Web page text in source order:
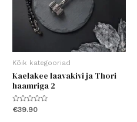
Kõik kategooriad
Kaelakee laavakivi ja Thori
haamriga 2
Hinnanguga
€39.90